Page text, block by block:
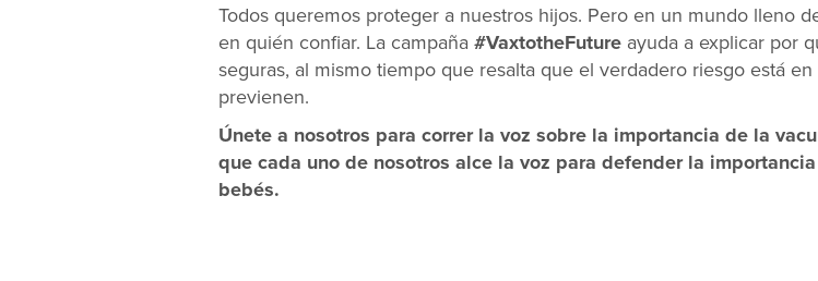
Todos queremos proteger a nuestros hijos. Pero en un mundo lleno
en quién confiar. La campaña #VaxtotheFutureayuda a explicar por
seguras, al mismo tiempo que resalta que el verdadero riesgo está
previenen.
Únete a nosotros para correr la voz sobre la importancia de la
que cada uno de nosotros alce la voz para defender la
bebés.